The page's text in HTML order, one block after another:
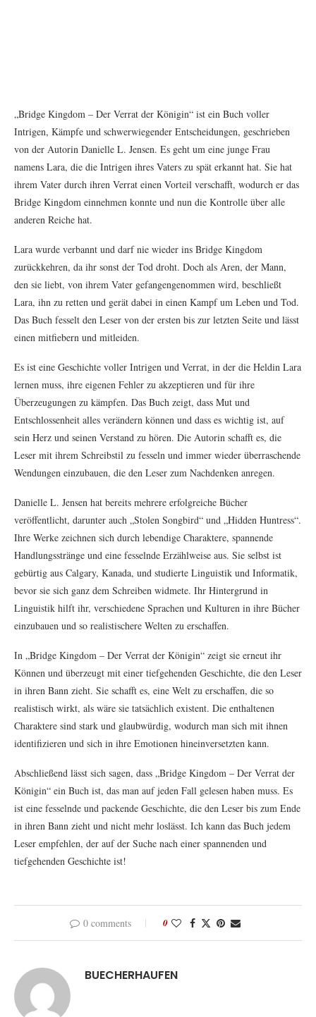
„Bridge Kingdom – Der Verrat der Königin“ ist ein Buch voller
Intrigen, Kämpfe und schwerwiegender Entscheidungen, geschrieben
von der Autorin Danielle L. Jensen. Es geht um eine junge Frau
namens Lara, die die Intrigen ihres Vaters zu spät erkannt hat. Sie hat
ihrem Vater durch ihren Verrat einen Vorteil verschafft, wodurch er das
Bridge Kingdom einnehmen konnte und nun die Kontrolle über alle
anderen Reiche hat.
Lara wurde verbannt und darf nie wieder ins Bridge Kingdom
zurückkehren, da ihr sonst der Tod droht. Doch als Aren, der Mann,
den sie liebt, von ihrem Vater gefangengenommen wird, beschließt
Lara, ihn zu retten und gerät dabei in einen Kampf um Leben und Tod.
Das Buch fesselt den Leser von der ersten bis zur letzten Seite und lässt
einen mitfiebern und mitleiden.
Es ist eine Geschichte voller Intrigen und Verrat, in der die Heldin Lara
lernen muss, ihre eigenen Fehler zu akzeptieren und für ihre
Überzeugungen zu kämpfen. Das Buch zeigt, dass Mut und
Entschlossenheit alles verändern können und dass es wichtig ist, auf
sein Herz und seinen Verstand zu hören. Die Autorin schafft es, die
Leser mit ihrem Schreibstil zu fesseln und immer wieder überraschende
Wendungen einzubauen, die den Leser zum Nachdenken anregen.
Danielle L. Jensen hat bereits mehrere erfolgreiche Bücher
veröffentlicht, darunter auch „Stolen Songbird“ und „Hidden Huntress“.
Ihre Werke zeichnen sich durch lebendige Charaktere, spannende
Handlungsstränge und eine fesselnde Erzählweise aus. Sie selbst ist
gebürtig aus Calgary, Kanada, und studierte Linguistik und Informatik,
bevor sie sich ganz dem Schreiben widmete. Ihr Hintergrund in
Linguistik hilft ihr, verschiedene Sprachen und Kulturen in ihre Bücher
einzubauen und so realistischere Welten zu erschaffen.
In „Bridge Kingdom – Der Verrat der Königin“ zeigt sie erneut ihr
Können und überzeugt mit einer tiefgehenden Geschichte, die den Leser
in ihren Bann zieht. Sie schafft es, eine Welt zu erschaffen, die so
realistisch wirkt, als wäre sie tatsächlich existent. Die enthaltenen
Charaktere sind stark und glaubwürdig, wodurch man sich mit ihnen
identifizieren und sich in ihre Emotionen hineinversetzten kann.
Abschließend lässt sich sagen, dass „Bridge Kingdom – Der Verrat der
Königin“ ein Buch ist, das man auf jeden Fall gelesen haben muss. Es
ist eine fesselnde und packende Geschichte, die den Leser bis zum Ende
in ihren Bann zieht und nicht mehr loslässt. Ich kann das Buch jedem
Leser empfehlen, der auf der Suche nach einer spannenden und
tiefgehenden Geschichte ist!
0 comments 0
BUECHERHAUFEN